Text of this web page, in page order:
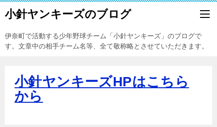
小針ヤンキーズのブログ
伊奈町で活動する少年野球チーム「小針ヤンキーズ」のブログで
す。文章中の相手チーム名等、全て敬称略とさせていただきます。
小針ヤンキーズHPはこちら
から